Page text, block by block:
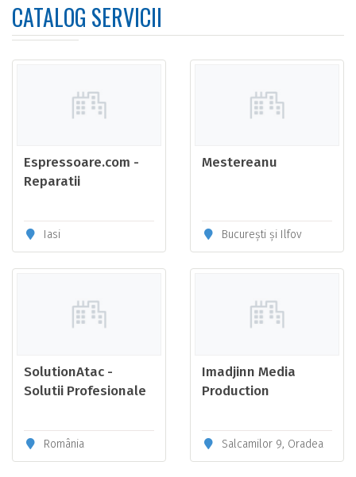
CATALOG SERVICII
Espressoare.com -
Reparatii
aparate cafea
Iasi
Mestereanu
București și Ilfov
SolutionAtac -
Solutii Profesionale
România
Imadjinn Media
Production
Salcamilor 9, Oradea